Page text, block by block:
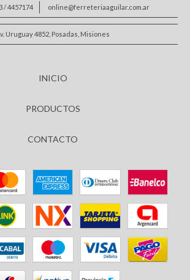
/ 4457174 online@ferreteriaaguilar.com.ar
Uruguay 4852, Posadas, Misiones
INICIO
PRODUCTOS
CONTACTO